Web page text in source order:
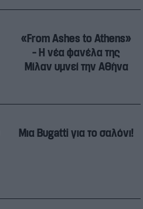
«From Ashes to Athens»
– Η νέα φανέλα της
Μίλαν υμνεί την Αθήνα
Μια Bugatti για το σαλόνι!